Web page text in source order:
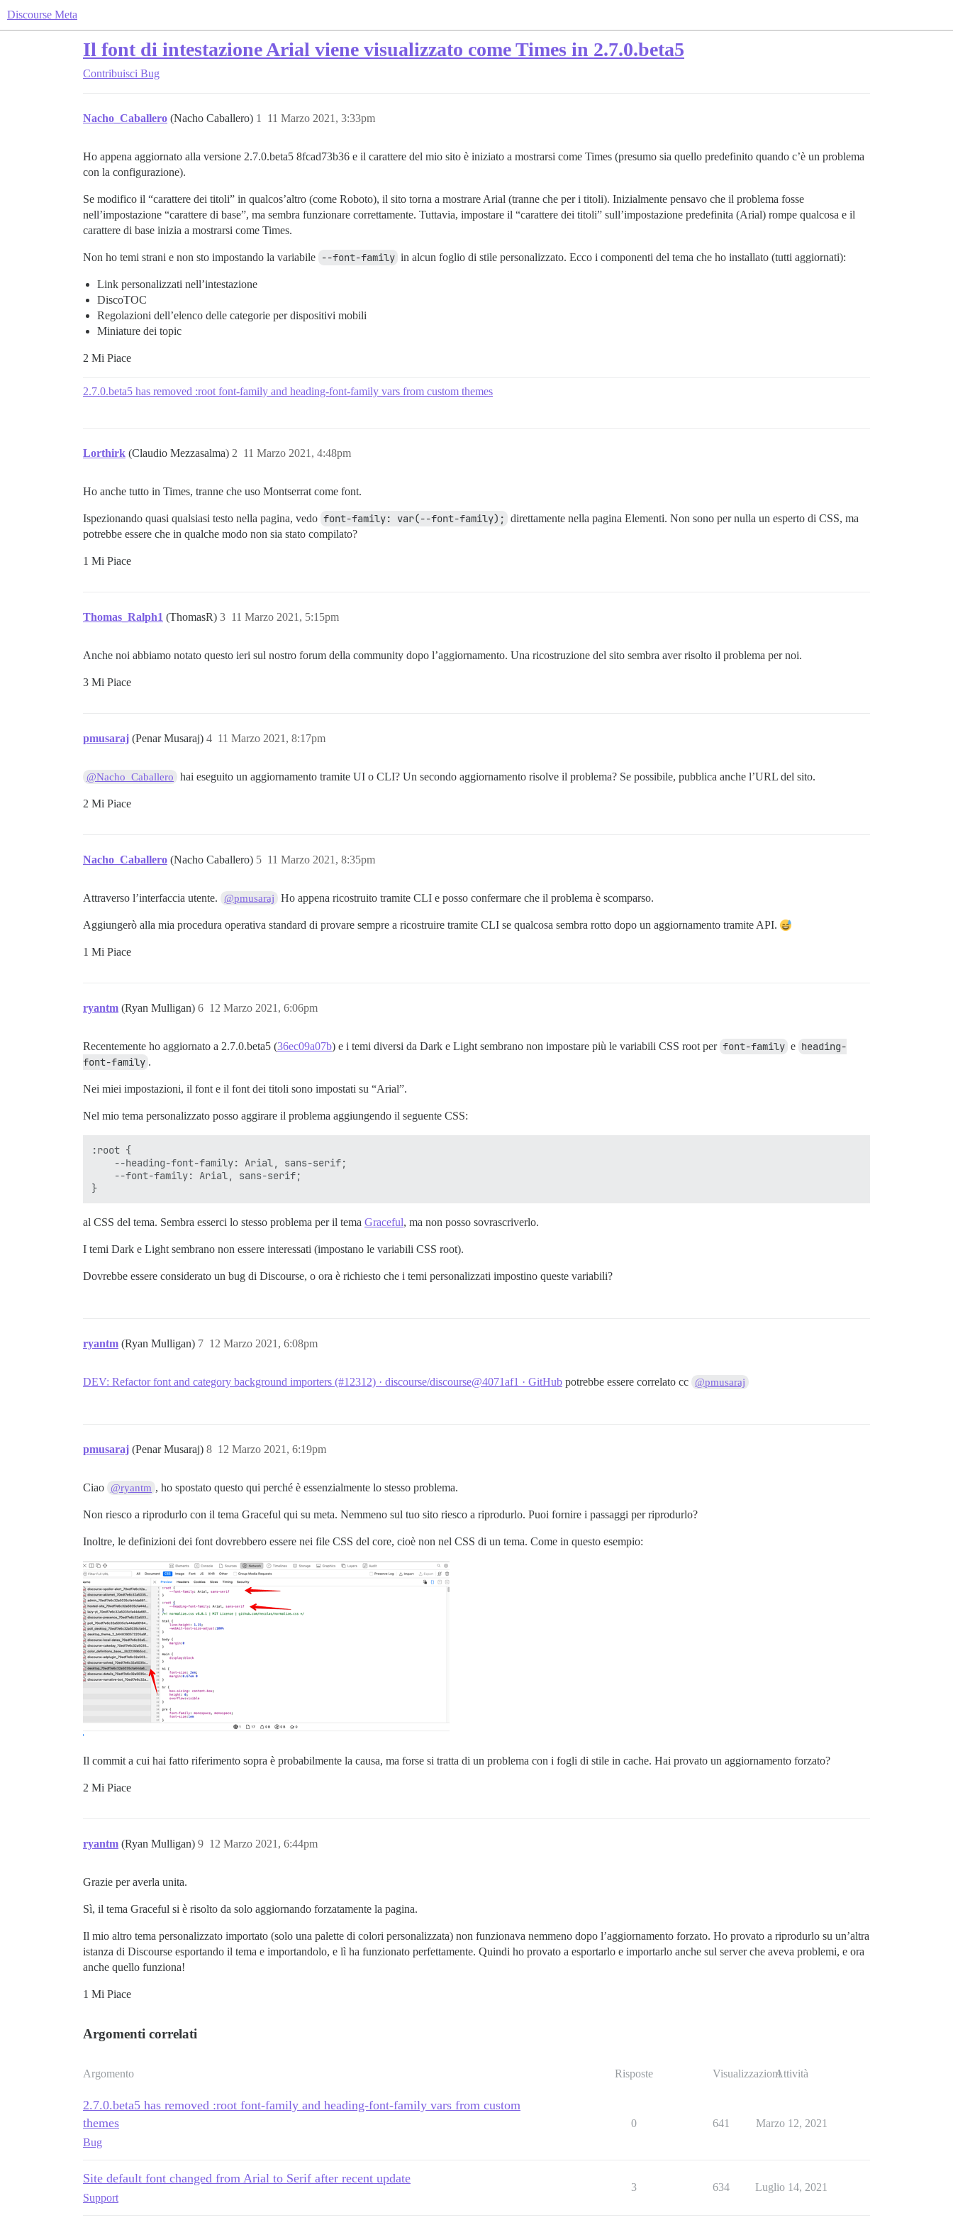
Discourse Meta
Il font di intestazione Arial viene visualizzato come Times in 2.7.0.beta5
Contribuisci Bug
Nacho_Caballero (Nacho Caballero) 11 Marzo 2021, 3:33pm
1
Ho appena aggiornato alla versione 2.7.0.beta5 8fcad73b36 e il carattere del mio sito è iniziato a mostrarsi come Times (presumo sia quello predefinito quando c’è un problema
con la configurazione).
Se modifico il “carattere dei titoli” in qualcos’altro (come Roboto), il sito torna a mostrare Arial (tranne che per i titoli). Inizialmente pensavo che il problema fosse
nell’impostazione “carattere di base”, ma sembra funzionare correttamente. Tuttavia, impostare il “carattere dei titoli” sull’impostazione predefinita (Arial) rompe qualcosa e il
carattere di base inizia a mostrarsi come Times.
Non ho temi strani e non sto impostando la variabile --font-family in alcun foglio di stile personalizzato. Ecco i componenti del tema che ho installato (tutti aggiornati):
Link personalizzati nell’intestazione
DiscoTOC
Regolazioni dell’elenco delle categorie per dispositivi mobili
Miniature dei topic
2 Mi Piace
2.7.0.beta5 has removed :root font-family and heading-font-family vars from custom themes
Lorthirk (Claudio Mezzasalma) 11 Marzo 2021, 4:48pm
2
Ho anche tutto in Times, tranne che uso Montserrat come font.
Ispezionando quasi qualsiasi testo nella pagina, vedo font-family: var(--font-family); direttamente nella pagina Elementi. Non sono per nulla un esperto di CSS, ma
potrebbe essere che in qualche modo non sia stato compilato?
1 Mi Piace
Thomas_Ralph1 (ThomasR) 11 Marzo 2021, 5:15pm
3
Anche noi abbiamo notato questo ieri sul nostro forum della community dopo l’aggiornamento. Una ricostruzione del sito sembra aver risolto il problema per noi.
3 Mi Piace
pmusaraj (Penar Musaraj) 11 Marzo 2021, 8:17pm
4
@Nacho_Caballero hai eseguito un aggiornamento tramite UI o CLI? Un secondo aggiornamento risolve il problema? Se possibile, pubblica anche l’URL del sito.
2 Mi Piace
Nacho_Caballero (Nacho Caballero) 11 Marzo 2021, 8:35pm
5
Attraverso l’interfaccia utente. @pmusaraj Ho appena ricostruito tramite CLI e posso confermare che il problema è scomparso.
Aggiungerò alla mia procedura operativa standard di provare sempre a ricostruire tramite CLI se qualcosa sembra rotto dopo un aggiornamento tramite API.
1 Mi Piace
ryantm (Ryan Mulligan) 12 Marzo 2021, 6:06pm
6
Recentemente ho aggiornato a 2.7.0.beta5 (36ec09a07b) e i temi diversi da Dark e Light sembrano non impostare più le variabili CSS root per font-family e heading-
font-family .
Nei miei impostazioni, il font e il font dei titoli sono impostati su “Arial”.
Nel mio tema personalizzato posso aggirare il problema aggiungendo il seguente CSS:
:root {
    --heading-font-family: Arial, sans-serif;
    --font-family: Arial, sans-serif;
al CSS del tema. Sembra esserci lo stesso problema per il tema Graceful, ma non posso sovrascriverlo.
I temi Dark e Light sembrano non essere interessati (impostano le variabili CSS root).
Dovrebbe essere considerato un bug di Discourse, o ora è richiesto che i temi personalizzati impostino queste variabili?
ryantm (Ryan Mulligan) 12 Marzo 2021, 6:08pm
7
DEV: Refactor font and category background importers (#12312) · discourse/discourse@4071af1 · GitHub potrebbe essere correlato cc @pmusaraj
pmusaraj (Penar Musaraj) 12 Marzo 2021, 6:19pm
8
Ciao @ryantm , ho spostato questo qui perché è essenzialmente lo stesso problema.
Non riesco a riprodurlo con il tema Graceful qui su meta. Nemmeno sul tuo sito riesco a riprodurlo. Puoi fornire i passaggi per riprodurlo?
Inoltre, le definizioni dei font dovrebbero essere nei file CSS del core, cioè non nel CSS di un tema. Come in questo esempio:
Il commit a cui hai fatto riferimento sopra è probabilmente la causa, ma forse si tratta di un problema con i fogli di stile in cache. Hai provato un aggiornamento forzato?
2 Mi Piace
ryantm (Ryan Mulligan) 12 Marzo 2021, 6:44pm
9
Grazie per averla unita.
Sì, il tema Graceful si è risolto da solo aggiornando forzatamente la pagina.
Il mio altro tema personalizzato importato (solo una palette di colori personalizzata) non funzionava nemmeno dopo l’aggiornamento forzato. Ho provato a riprodurlo su un’altra
istanza di Discourse esportando il tema e importandolo, e lì ha funzionato perfettamente. Quindi ho provato a esportarlo e importarlo anche sul server che aveva problemi, e ora
anche quello funziona!
1 Mi Piace
Argomenti correlati
Argomento Risposte VisualizzazioniAttività
2.7.0.beta5 has removed :root font-family and heading-font-family vars from custom
themes
Bug
0 641 Marzo 12, 2021
Site default font changed from Arial to Serif after recent update
Support
3 634 Luglio 14, 2021